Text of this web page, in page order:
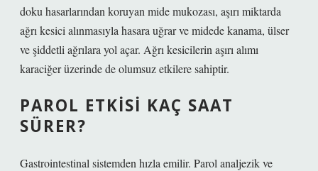
doku hasarlarından koruyan mide mukozası, aşırı miktarda
ağrı kesici alınmasıyla hasara uğrar ve midede kanama, ülser
ve şiddetli ağrılara yol açar. Ağrı kesicilerin aşırı alımı
karaciğer üzerinde de olumsuz etkilere sahiptir.
PAROL ETKISI KAÇ SAAT
SÜRER?
Gastrointestinal sistemden hızla emilir. Parol analjezik ve